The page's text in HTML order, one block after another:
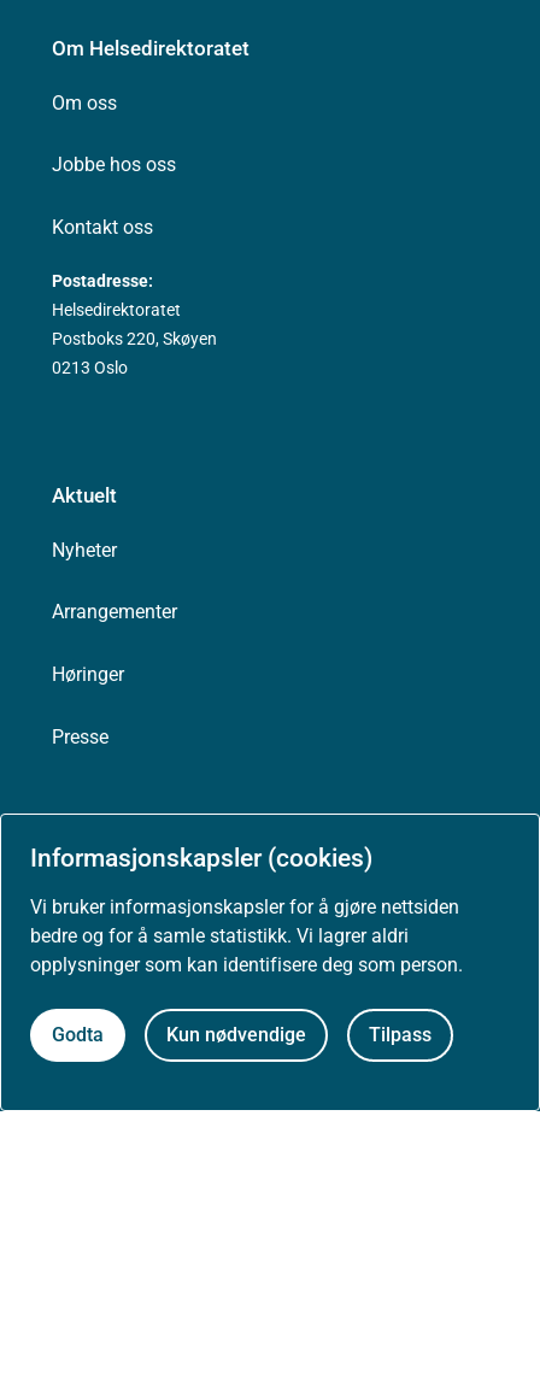
Informasjonskapsler (cookies)
Vi bruker informasjonskapsler for å gjøre nettsiden
bedre og for å samle statistikk. Vi lagrer aldri
opplysninger som kan identifisere deg som person.
Godta Kun nødvendige Tilpass
Om Helsedirektoratet
Om oss
Jobbe hos oss
Kontakt oss
Postadresse:
Helsedirektoratet
Postboks 220, Skøyen
0213 Oslo
Aktuelt
Nyheter
Arrangementer
Høringer
Presse
Om nettstedet
Personvernerklæring
Besøksstatistikk og informasjonskapsler
Nyhetsvarsel og abonnement